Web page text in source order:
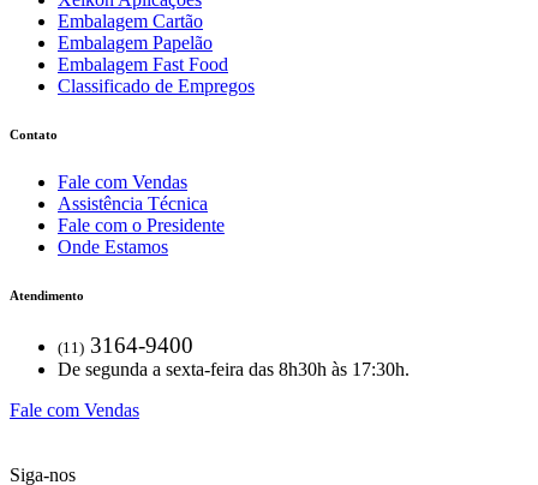
Embalagem Cartão
Embalagem Papelão
Embalagem Fast Food
Classificado de Empregos
Contato
Fale com Vendas
Assistência Técnica
Fale com o Presidente
Onde Estamos
Atendimento
(11) 3164-9400
De segunda a sexta-feira das 8h30h às 17:30h.
Fale com Vendas
Siga-nos